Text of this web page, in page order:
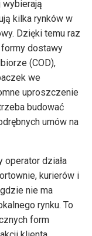
wybierają
kilka rynków w
Dzięki temu raz
formy dostawy
(COD),
we
uproszczenie
budować
umów na
działa
kurierów i
nie ma
rynku. To
form